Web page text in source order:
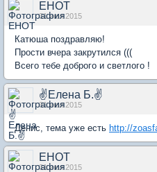
ЕНОТ
31 июл 2015
Катюша поздравляю!
Прости вчера закрутился (((
Всего тебе доброго и светлого !
✌Елена Б.✌
31 июл 2015
Денис, тема уже есть http://
ЕНОТ
31 июл 2015